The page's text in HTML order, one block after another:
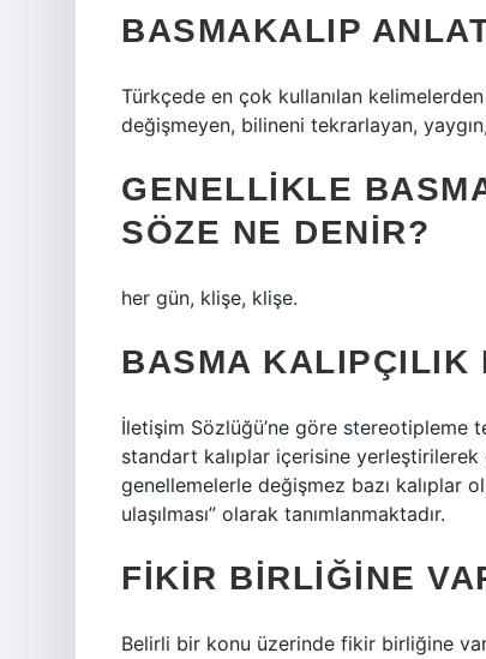
BASMAKALIP
Türkçede en çok kullanılan
değişmeyen, bilineni tekrarlayan,
GENELLIKLE
SÖZE NE DENIR?
her gün, klişe, klişe.
BASMA KALIPÇILIK
İletişim Sözlüğü’ne göre stereotipleme
standart kalıplar içerisine yerleştirilerek
genellemelerle değişmez bazı kalıplar
ulaşılması” olarak tanımlanmaktadır.
FIKIR BIRLIĞINE
Belirli bir konu üzerinde fikir birliğine